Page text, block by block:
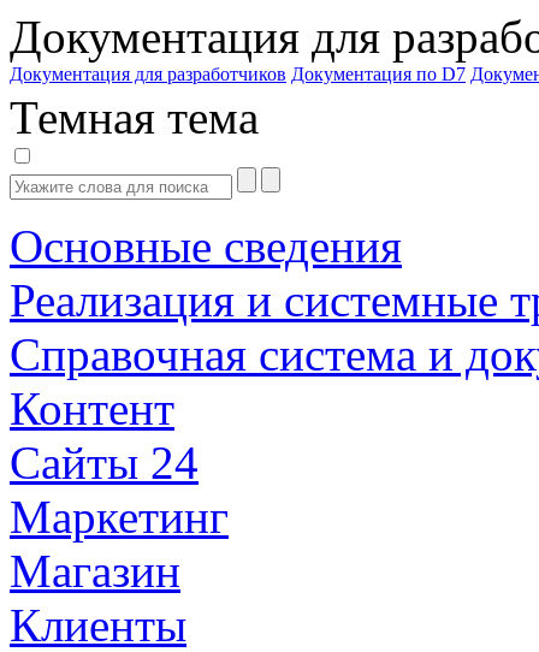
Документация для
Документация для разработчиков Документация по D7
Темная тема
Основные сведения
Реализация и системные
Справочная система и
Контент
Сайты 24
Маркетинг
Магазин
Клиенты